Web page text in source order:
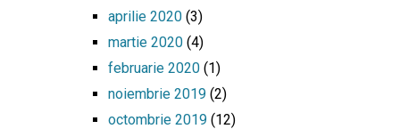
aprilie 2020(3)
martie 2020(4)
februarie 2020(1)
noiembrie 2019(2)
octombrie 2019(12)